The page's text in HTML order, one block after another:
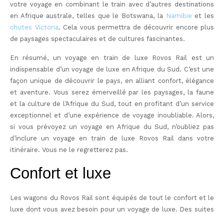
votre voyage en combinant le train avec d’autres destinations
en Afrique australe, telles que le Botswana, la Namibie et les
chutes Victoria. Cela vous permettra de découvrir encore plus
de paysages spectaculaires et de cultures fascinantes.
En résumé, un voyage en train de luxe Rovos Rail est un
indispensable d’un voyage de luxe en Afrique du Sud. C’est une
façon unique de découvrir le pays, en alliant confort, élégance
et aventure. Vous serez émerveillé par les paysages, la faune
et la culture de l’Afrique du Sud, tout en profitant d’un service
exceptionnel et d’une expérience de voyage inoubliable. Alors,
si vous prévoyez un voyage en Afrique du Sud, n’oubliez pas
d’inclure un voyage en train de luxe Rovos Rail dans votre
itinéraire. Vous ne le regretterez pas.
Confort et luxe
Les wagons du Rovos Rail sont équipés de tout le confort et le
luxe dont vous avez besoin pour un voyage de luxe. Des suites